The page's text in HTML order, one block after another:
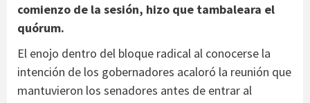
comienzo de la sesión, hizo que tambaleara el
quórum.
El enojo dentro del bloque radical al conocerse la
intención de los gobernadores acaloró la reunión que
mantuvieron los senadores antes de entrar al